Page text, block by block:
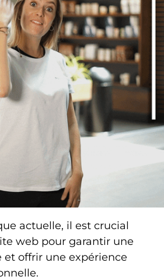
actuelle, il est crucial
web pour garantir une
offrir une expérience